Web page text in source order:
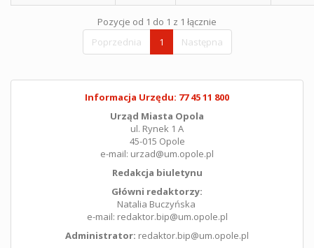
Pozycje od 1 do 1 z 1 łącznie
Poprzednia
1 Następna
Informacja Urzędu: 77 45 11 800
Urząd Miasta Opola
ul. Rynek 1 A
45-015 Opole
e-mail: urzad@um.opole.pl
Redakcja biuletynu
Główni redaktorzy:
Natalia Buczyńska
e-mail: redaktor.bip@um.opole.pl
Administrator: redaktor.bip@um.opole.pl